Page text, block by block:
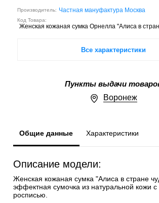
Производитель: Частная мануфактура Москва
Код Товара:
Женская кожаная сумка Орнелла "Алиса в
Все характеристики
Пункты выдачи
Воронеж
Общие данные Характеристики
Описание модели:
Женская кожаная сумка "Алиса в стране
эффектная сумочка из натуральной кожи с
росписью.